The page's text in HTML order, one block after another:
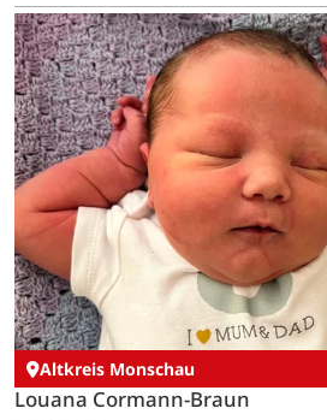
Altkreis Monschau
Louana Cormann-Braun